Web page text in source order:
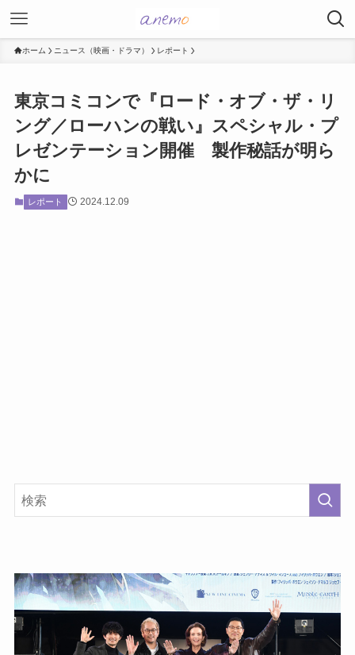
ホーム ニュース（映画・ドラマ） レポート
東京コミコンで『ロード・オブ・ザ・リ
ング／ローハンの戦い』スペシャル・プ
レゼンテーション開催 製作秘話が明ら
かに
レポート 2024.12.09